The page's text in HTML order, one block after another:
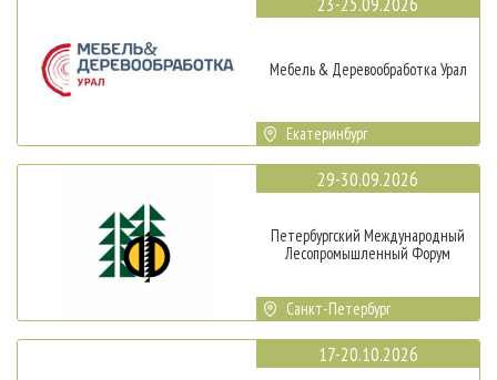
Мебель & Деревообработка Урал
Екатеринбург
29-30.09.2026
Петербургский Международный
Лесопромышленный Форум
Санкт-Петербург
17-20.10.2026